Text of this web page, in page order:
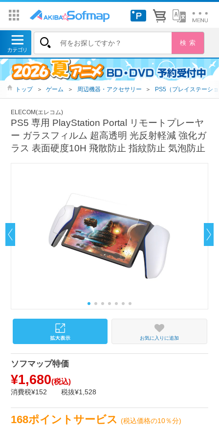
トップ ＞ ゲーム ＞ 周辺機器・アクセサリー ＞ PS5（プレイステーシ
ELECOM(エレコム)
PS5 専用 PlayStation Portal リモートプレーヤ
ー ガラスフィルム 超高透明 光反射軽減 強化ガ
ラス 表面硬度10H 飛散防止 指紋防止 気泡防止
お気に入りに追加
ソフマップ特価
¥1,680(税込)
消費税¥152 税抜¥1,528
168ポイントサービス(税込価格の10％分)